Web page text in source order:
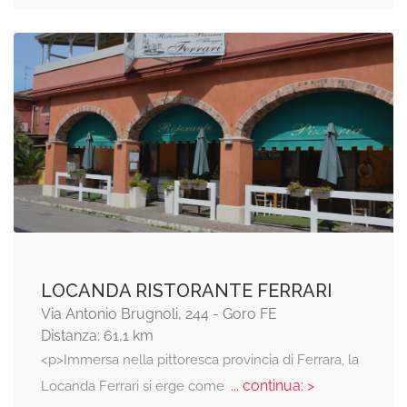
LOCANDA RISTORANTE FERRARI
Via Antonio Brugnoli, 244 - Goro FE
Distanza: 61,1 km
<p>Immersa nella pittoresca provincia di Ferrara, la
Locanda Ferrari si erge come... continua: >